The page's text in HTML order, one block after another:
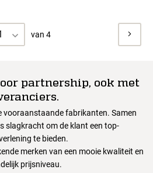
van 4
partnership, ook met
vooraanstaande fabrikanten. Samen
slagkracht om de klant een top-
te bieden.
merken van een mooie kwaliteit en
prijsniveau.